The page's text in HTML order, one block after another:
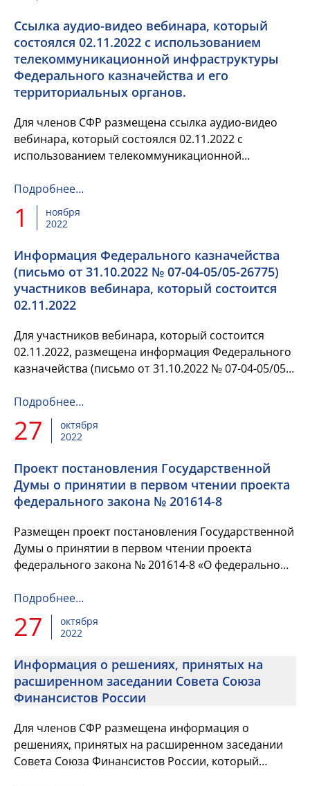
Ссылка аудио-видео вебинара, который
состоялся 02.11.2022 с использованием
телекоммуникационной инфраструктуры
Федерального казначейства и его
территориальных органов.
Для членов СФР размещена ссылка аудио-видео
вебинара, который состоялся 02.11.2022 с
использованием телекоммуникационной
территориальных органов.
Подробнее…
1
ноября
2022
Информация Федерального казначейства
(письмо от 31.10.2022 № 07-04-05/05-26775)
участников вебинара, который состоится
02.11.2022
Для участников вебинара, который состоится
02.11.2022, размещена информация Федерального
казначейства (письмо от 31.10.2022 № 07-04-05/05-
Федерально...
Подробнее…
27
октября
2022
Проект постановления Государственной
Думы о принятии в первом чтении проекта
федерального закона № 201614-8
Размещен проект постановления Государственной
Думы о принятии в первом чтении проекта
федерального закона № 201614-8 «О федеральном
2025 годов» и об осн...
Подробнее…
27
октября
2022
Информация о решениях, принятых на
расширенном заседании Совета Союза
Финансистов России
Для членов СФР размещена информация о
решениях, принятых на расширенном заседании
Совета Союза Финансистов России, который